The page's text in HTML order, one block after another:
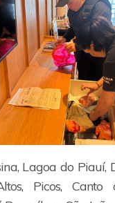
Lagoa do Piauí,
Picos,